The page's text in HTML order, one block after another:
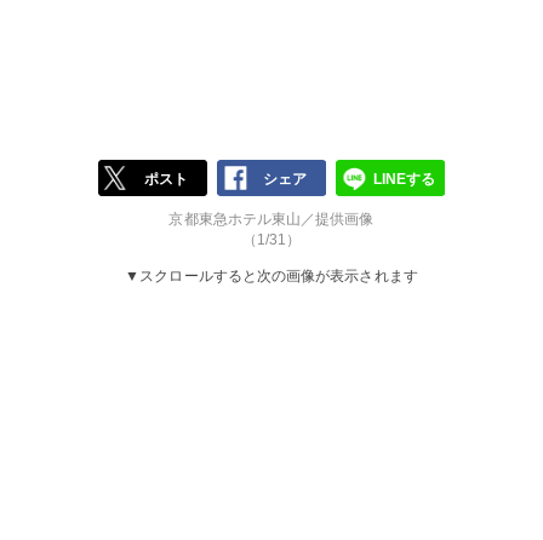
ポスト シェア LINEする
京都東急ホテル東山／提供画像
（1/31）
▼スクロールすると次の画像が表示されます